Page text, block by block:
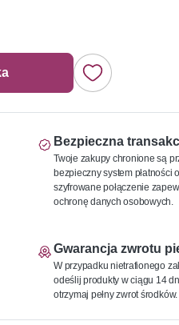
Bezpieczna
Twoje zakupy chronione są
bezpieczny system płatności
szyfrowane połączenie
ochronę danych osobowych.
Gwarancja zwrotu
W przypadku nietrafionego
odeślij produkty w ciągu 14
otrzymaj pełny zwrot środków.